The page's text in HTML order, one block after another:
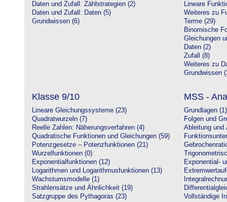
Daten und Zufall: Zählstrategien (2)
Daten und Zufall: Daten (5)
Grundwissen (6)
Lineare
Weiteres zu
Terme (29)
Binomische
Gleichungen
Daten (2)
Zufall (8)
Weiteres zu
Grundwissen
Klasse 9/10
Lineare Gleichungssysteme (23)
Quadratwurzeln (7)
Reelle Zahlen: Näherungsverfahren (4)
Quadratische Funktionen und Gleichungen (59)
Potenzgesetze – Potenzfunktionen (21)
Wurzelfunktionen (0)
Exponentialfunktionen (12)
Logarithmen und Logarithmusfunktionen (13)
Wachstumsmodelle (1)
Strahlensätze und Ähnlichkeit (19)
Satzgruppe des Pythagoras (23)
MSS -
Grundlagen (1)
Folgen und
Ableitung und
Exponential-
Vollständige